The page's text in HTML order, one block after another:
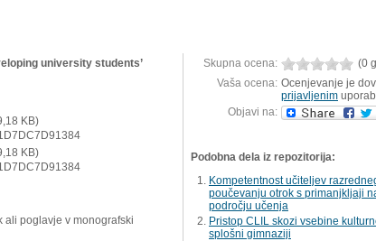
university students’
KB)
KB)
ali poglavje v monografski
Skupna ocena:
(0
Vaša ocena: Ocenjevanje je
prijavljenim
Objavi na:
Podobna dela iz repozitorija:
Kompetentnost učiteljev
poučevanju otrok s primanjkljaji
področju učenja
Pristop CLIL skozi vsebine
splošni gimnaziji